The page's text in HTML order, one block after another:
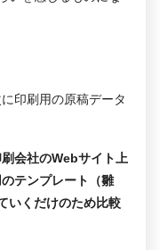
印刷用の原稿データ
会社のWebサイト上
テンプレート（雛
いくだけのため比較